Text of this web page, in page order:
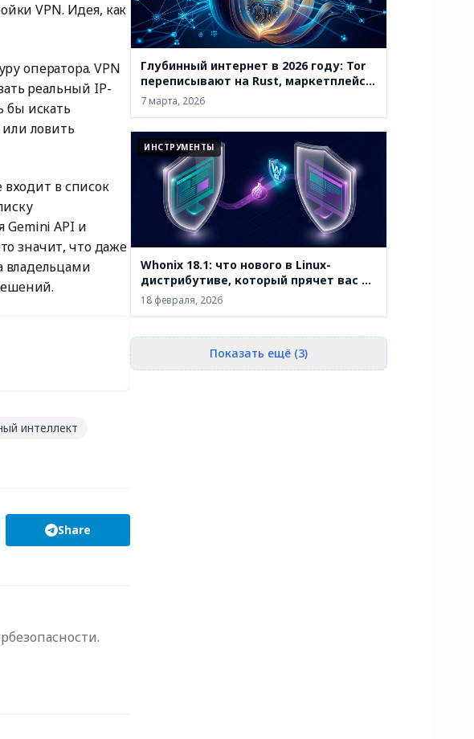
VPN. Идея, как
оператора. VPN
реальный IP-
бы искать
ловить
входит в список
Gemini API и
значит, что даже
владельцами
интеллект
Share
Глубинный интернет в 2026 году: Tor
переписывают на Rust, маркетплейсы
закрывают, а анонимность уже не
абсолютна
7 марта, 2026
ИНСТРУМЕНТЫ
Whonix 18.1: что нового в Linux-
дистрибутиве, который прячет вас за
двумя виртуальными машинами
18 февраля, 2026
Показать ещё (3)